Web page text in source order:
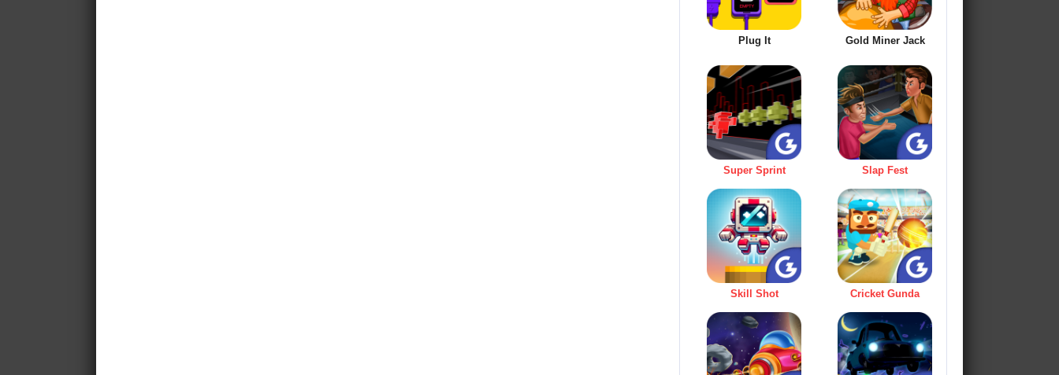
Plug It Gold Miner Jack
Super Sprint Slap Fest
Skill Shot Cricket Gunda